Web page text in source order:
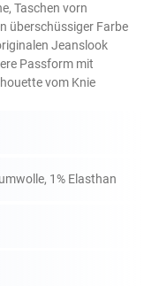
Taschen vorn
überschüssiger Farbe
Jeanslook
Passform mit
vom Knie
1% Elasthan